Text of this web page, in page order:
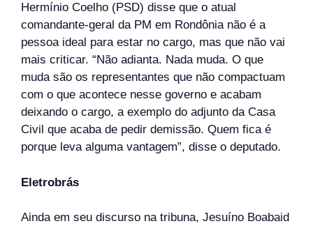
Hermínio Coelho (PSD) disse que o atual
comandante-geral da PM em Rondônia não é a
pessoa ideal para estar no cargo, mas que não vai
mais criticar. “Não adianta. Nada muda. O que
muda são os representantes que não compactuam
com o que acontece nesse governo e acabam
deixando o cargo, a exemplo do adjunto da Casa
Civil que acaba de pedir demissão. Quem fica é
porque leva alguma vantagem”, disse o deputado.
Eletrobrás
Ainda em seu discurso na tribuna, Jesuíno Boabaid